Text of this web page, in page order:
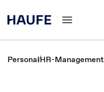
PersonalHR-Management